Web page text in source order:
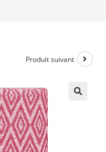
Produit suivant